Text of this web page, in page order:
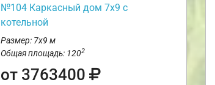
№104 Каркасный дом 7х9 с
котельной
Размер: 7х9 м
Общая площадь: 1202
от 3763400